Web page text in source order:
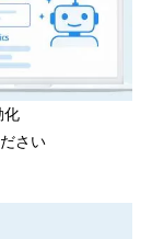
化
さい